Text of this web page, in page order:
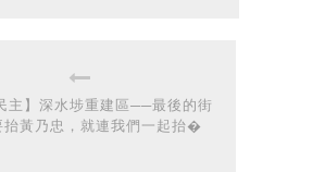
主】深水埗重建區──最後的街
抬黃乃忠，就連我們一起抬�